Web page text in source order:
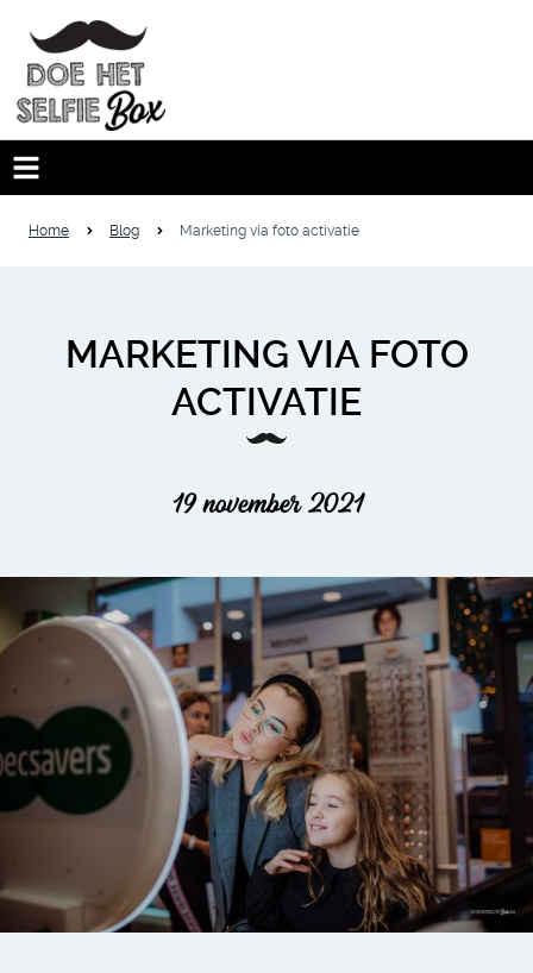
Home Blog Marketing via foto activatie
MARKETING VIA FOTO
ACTIVATIE
19 november 2021